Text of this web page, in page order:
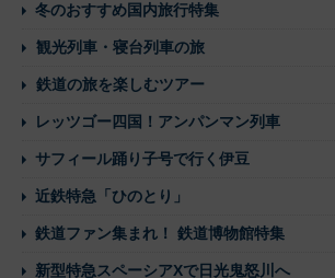
冬のおすすめ国内旅行特集
観光列車・寝台列車の旅
鉄道の旅を楽しむツアー
レッツゴー四国！アンパンマン列車
サフィール踊り子号で行く伊豆
近鉄特急「ひのとり」
鉄道ファン集まれ！ 鉄道博物館特集
新型特急スペーシアXで日光鬼怒川へ